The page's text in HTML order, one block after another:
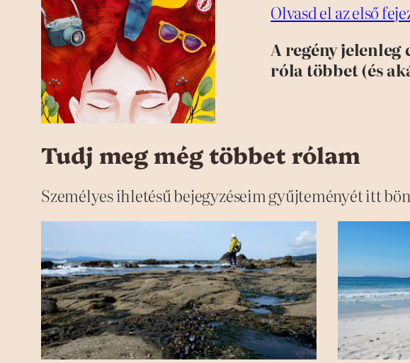
Olvasd el az első
A regény
róla többet (és
Tudj meg még többet rólam
Személyes ihletésű bejegyzéseim gyűjteményét itt